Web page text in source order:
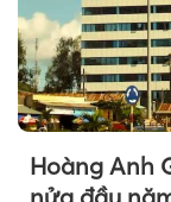
Hoàng Anh